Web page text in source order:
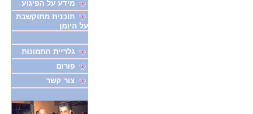
מידע על הפיגוע
תוכנית מתוקשבת
על היומן
גלריית התמונות
פורום
צור קשר